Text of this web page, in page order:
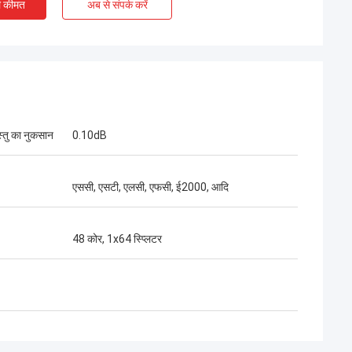
श्री हेनरी थाई
कोसेंट ऑप्टेक लिमिटेड हमारा दीर्घकालिक भागीदार है। 10
परियोजनाओं को जीतते हैं। उनके तेज कनेक्टर और
एफटीटीएच ड्रॉप केबल की गुणवत्ता सबसे अच्छी है।उनके
कीमत अब से संपर्क करें
का नुकसान 0.10dB
एससी, एसटी, एलसी, एफसी, ई2000, आदि
48 कोर, 1x64 स्प्लिटर